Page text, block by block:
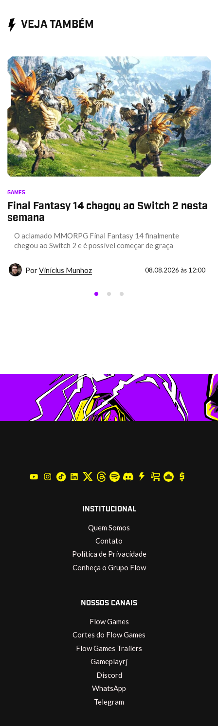
VEJA TAMBÉM
GAMES
Final Fantasy 14 chegou ao Switch 2 nesta
semana
O aclamado MMORPG Final Fantasy 14 finalmente
chegou ao Switch 2 e é possível começar de graça
PorVinícius Munhoz 08.08.2026 às 12:00
INSTITUCIONAL
Quem Somos
Contato
Política de Privacidade
Conheça o Grupo Flow
NOSSOS CANAIS
Flow Games
Cortes do Flow Games
Flow Games Trailers
Gameplayrj
Discord
WhatsApp
Telegram